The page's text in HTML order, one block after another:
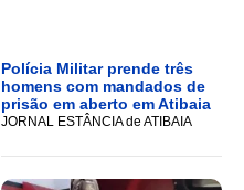
Polícia Militar prende três
homens com mandados de
prisão em aberto em Atibaia
JORNAL ESTÂNCIA de ATIBAIA